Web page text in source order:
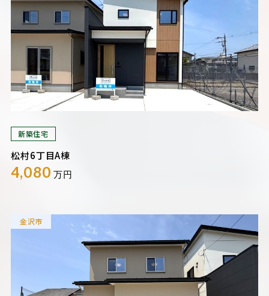
新築住宅
松村6丁目A棟
4,080 万円
金沢市